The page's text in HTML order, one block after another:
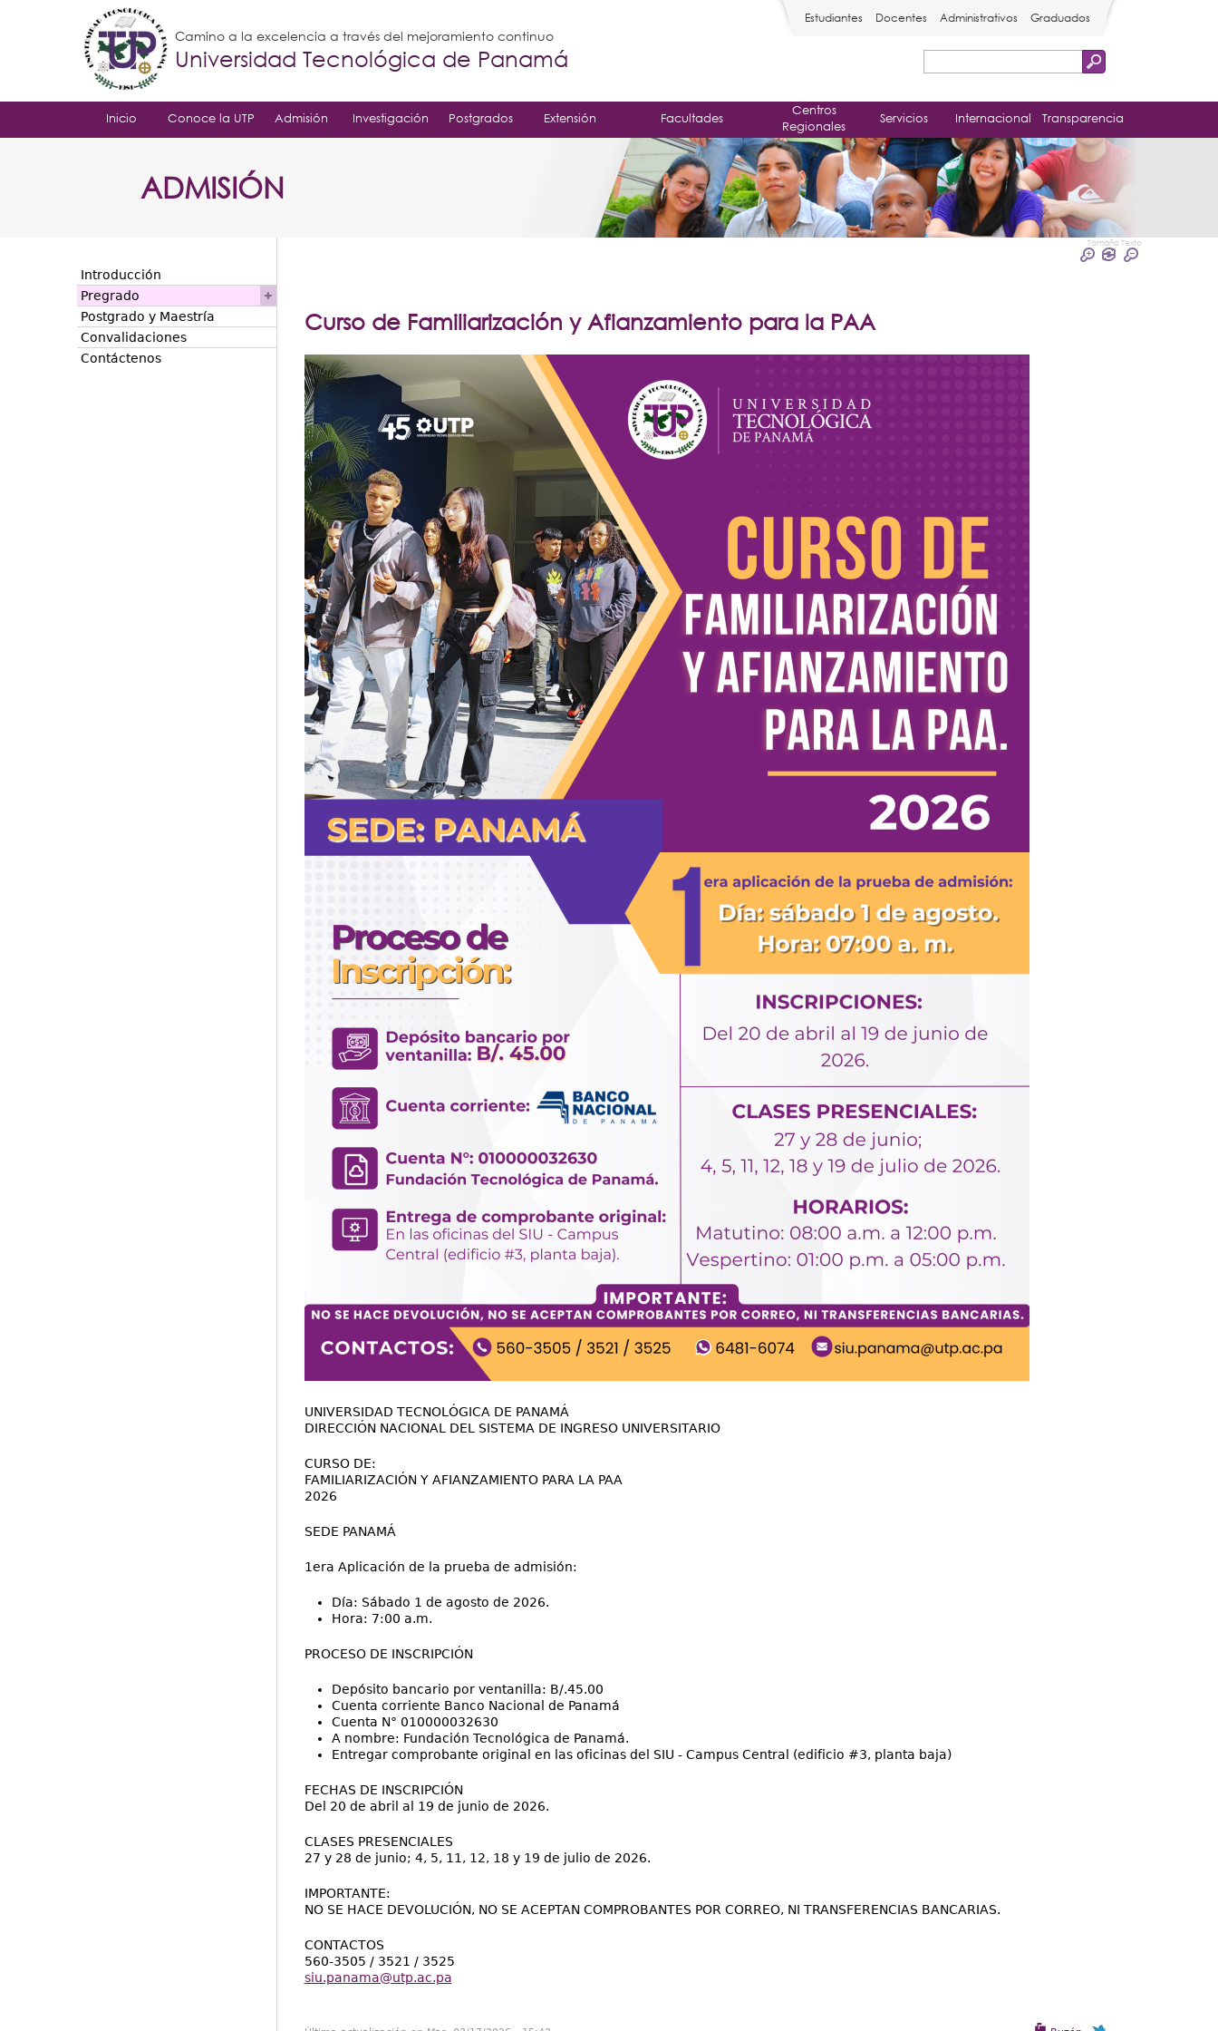
de
búsqueda
Estudiantes Docentes Administrativos Graduados
Camino a la excelencia a través del mejoramiento continuo
Universidad Tecnológica de Panamá
Inicio Conoce la UTP Admisión Investigación Postgrados Extensión Facultades
Centros
Regionales
Servicios Internacional Transparencia
ADMISIÓN
Tamaño Texto
Curso de Familiarización y Afianzamiento para la PAA
UNIVERSIDAD TECNOLÓGICA DE PANAMÁ
DIRECCIÓN NACIONAL DEL SISTEMA DE INGRESO UNIVERSITARIO
CURSO DE:
FAMILIARIZACIÓN Y AFIANZAMIENTO PARA LA PAA
2026
SEDE PANAMÁ
1era Aplicación de la prueba de admisión:
Día: Sábado 1 de agosto de 2026.
Hora: 7:00 a.m.
PROCESO DE INSCRIPCIÓN
Depósito bancario por ventanilla: B/.45.00
Cuenta corriente Banco Nacional de Panamá
Cuenta N° 010000032630
A nombre: Fundación Tecnológica de Panamá.
Entregar comprobante original en las oficinas del SIU - Campus Central (edificio #3, planta baja)
FECHAS DE INSCRIPCIÓN
Del 20 de abril al 19 de junio de 2026.
CLASES PRESENCIALES
27 y 28 de junio; 4, 5, 11, 12, 18 y 19 de julio de 2026.
IMPORTANTE:
NO SE HACE DEVOLUCIÓN, NO SE ACEPTAN COMPROBANTES POR CORREO, NI TRANSFERENCIAS BANCARIAS.
CONTACTOS
560-3505 / 3521 / 3525
siu.panama@utp.ac.pa
Introducción
Pregrado
Postgrado y Maestría
Convalidaciones
Contáctenos